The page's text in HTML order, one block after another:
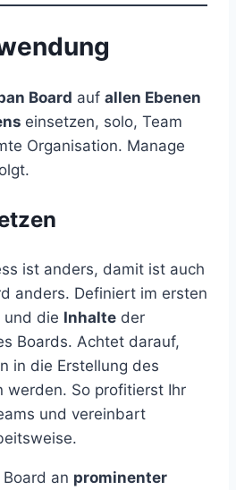
Board auf allen Ebenen
einsetzen, solo, Team
Organisation. Manage
ist anders, damit ist auch
anders. Definiert im ersten
und die Inhalte der
Boards. Achtet darauf,
in die Erstellung des
werden. So profitierst Ihr
und vereinbart
an prominenter